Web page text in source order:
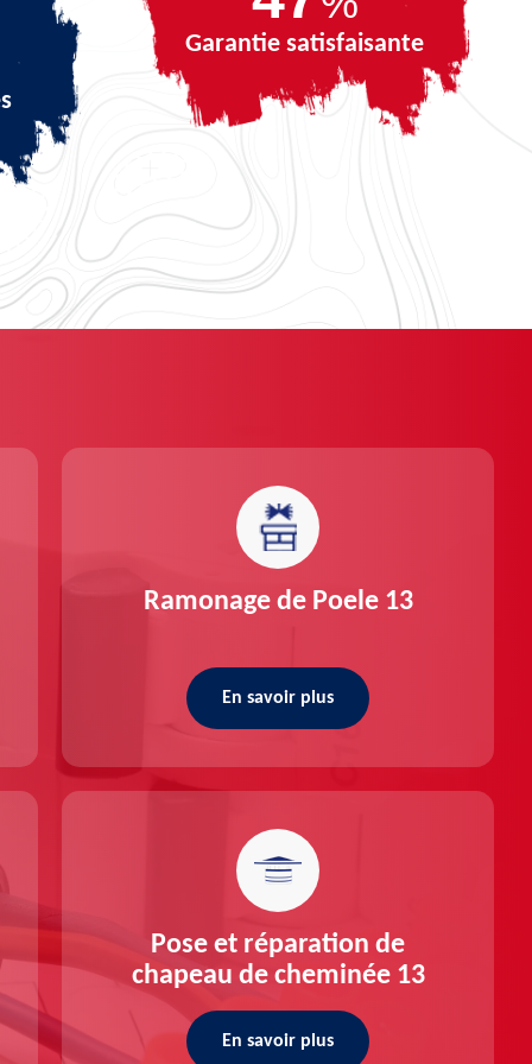
Garantie satisfaisante
Ramonage de Poele 13
En savoir plus
Pose et réparation de
chapeau de cheminée 13
En savoir plus